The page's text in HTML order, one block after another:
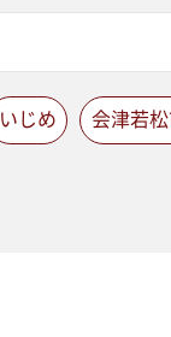
いじめ 会津若